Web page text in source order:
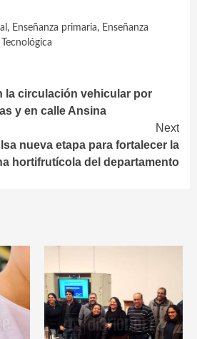
, Enseñanza primaria, Enseñanza
la circulación vehicular por
y en calle Ansina
Next
nueva etapa para fortalecer la
hortifrutícola del departamento